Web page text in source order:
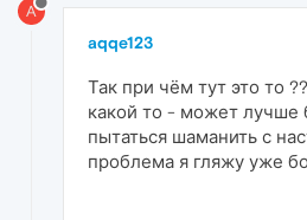
A
aqqe123
Так при чём тут это то
какой то - может лучше
пытаться шаманить с
проблема я гляжу уже